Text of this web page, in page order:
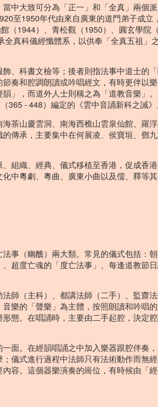
中大致可分為「正一」和「全真」兩個
至1950年代由來自廣東的道門弟子成立
（1944）、青松觀（1950）、圓玄學院
真科儀經懺體系，以供奉「全真五祖」
、科書文檢等；後者則指法事中道士的「
奏和腔調朗讀或吟唱經文，有時更伴以
」，而道外人士則稱之為「道教音樂」。
- 448）編定的《雲中音誦新科之誡》
茶山慶雲洞、南海西樵山雲泉仙館、羅
傳承，主要集中在何展凌、侯寶垣、鄧
組織、經典、儀式移植至香港，促成香港
中粵劇、粵曲、廣東小曲以及儒、釋等
事（幽醮）兩大類。常見的儀式包括：
超度亡魂的「度亡法事」、每逢道教節
師（主科）、都講法師（二手）、監齋法
樂的「聲樂」為主體，按照朗讀和吟唱
態。在唱誦時，主要由二手起腔，決定
面。在經韻唱誦之中加入樂器跟腔伴奏
儀式進行過程中法師只有法術動作而無
容。這個器樂演奏的崗位，有時候由「